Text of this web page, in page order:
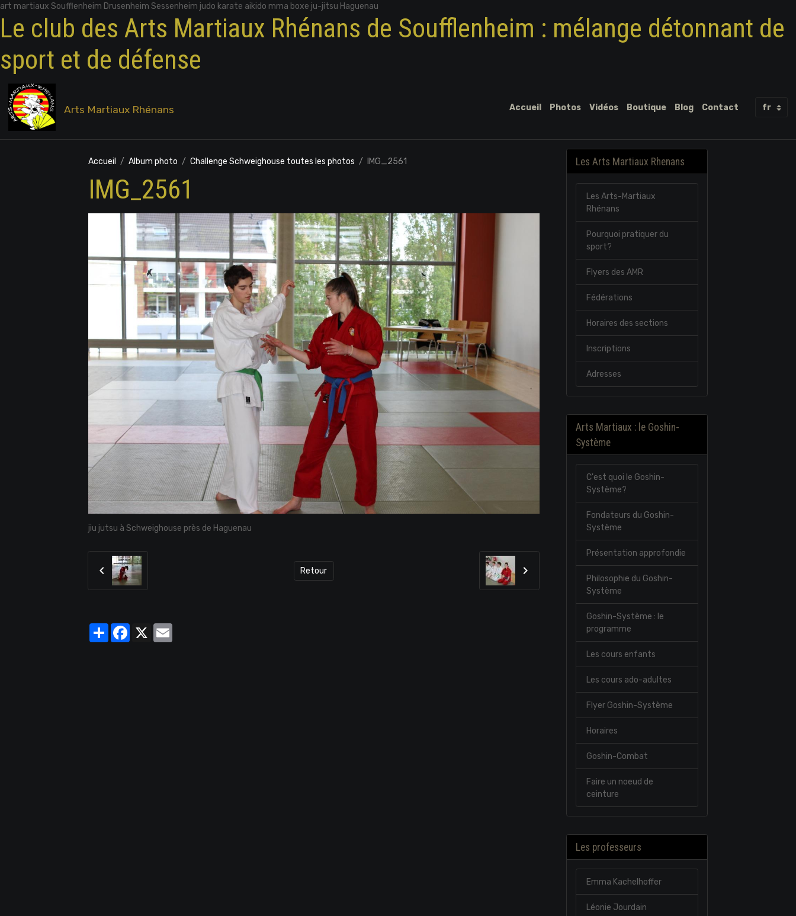
art martiaux Soufflenheim Drusenheim Sessenheim judo karate aikido mma boxe ju-jitsu Haguenau
Le club des Arts Martiaux Rhénans de Soufflenheim : mélange détonnant de
sport et de défense
Arts Martiaux Rhénans Accueil Photos Vidéos Boutique Blog Contact
Accueil Album photo Challenge Schweighouse toutes les photos IMG_2561
IMG_2561
jiu jutsu à Schweighouse près de Haguenau
Retour
PartagerFacebook
X
Les Arts Martiaux Rhenans
Les Arts-Martiaux
Rhénans
Pourquoi pratiquer du
sport?
Flyers des AMR
Fédérations
Horaires des sections
Inscriptions
Adresses
Arts Martiaux : le Goshin-
Système
C'est quoi le Goshin-
Système?
Fondateurs du Goshin-
Système
Présentation approfondie
Philosophie du Goshin-
Système
Goshin-Système : le
programme
Les cours enfants
Les cours ado-adultes
Flyer Goshin-Système
Horaires
Goshin-Combat
Faire un noeud de
ceinture
Les professeurs
Emma Kachelhoffer
Léonie Jourdain